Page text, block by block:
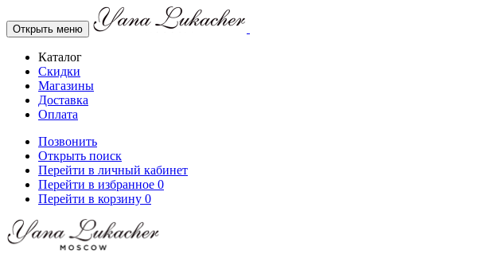
Открыть меню
Каталог
Скидки
Магазины
Доставка
Оплата
Позвонить
Открыть поиск
Перейти в личный кабинет
Перейти в избранное 0
Перейти в корзину 0